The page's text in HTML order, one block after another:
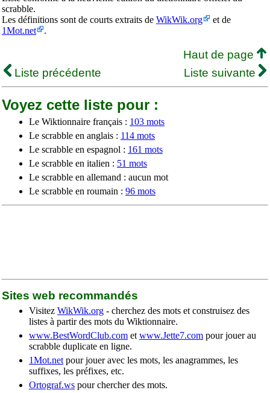
scrabble.
Les définitions sont de courts extraits de WikWik.org
et de
1Mot.net
.
Haut de page
Liste précédente
Liste suivante
Voyez cette liste pour :
Le Wiktionnaire français : 103 mots
Le scrabble en anglais : 114 mots
Le scrabble en espagnol : 161 mots
Le scrabble en italien : 51 mots
Le scrabble en allemand : aucun mot
Le scrabble en roumain : 96 mots
Sites web recommandés
Visitez WikWik.org - cherchez des mots et construisez des
listes à partir des mots du Wiktionnaire.
www.BestWordClub.com et www.Jette7.com pour jouer au
scrabble duplicate en ligne.
1Mot.net pour jouer avec les mots, les anagrammes, les
suffixes, les préfixes, etc.
Ortograf.ws pour chercher des mots.